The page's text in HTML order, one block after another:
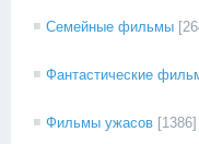
Семейные фильмы
Фантастические
Фильмы ужасов [1386]